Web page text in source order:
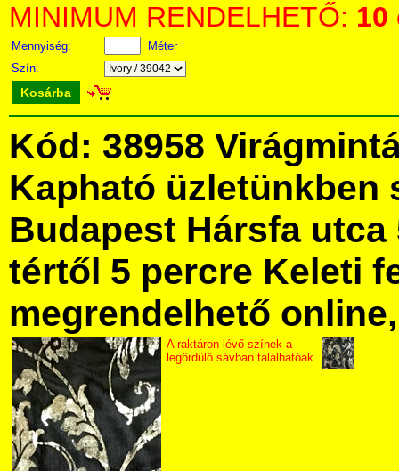
MINIMUM RENDELHETŐ: 10
Mennyiség:
Méter
Szín:
Kosárba
Kód: 38958
Kapható üzletünkben
Budapest Hársfa utca
tértől 5 percre Keleti
megrendelhető
A raktáron lévő színek a
legördülő sávban találhatóak.